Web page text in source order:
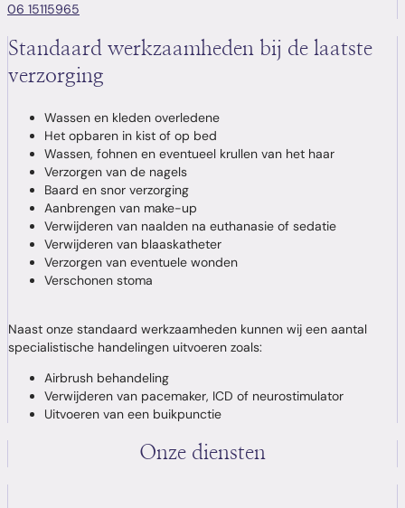
06 15115965
Standaard werkzaamheden bij de laatste
verzorging
Wassen en kleden overledene
Het opbaren in kist of op bed
Wassen, fohnen en eventueel krullen van het haar
Verzorgen van de nagels
Baard en snor verzorging
Aanbrengen van make-up
Verwijderen van naalden na euthanasie of sedatie
Verwijderen van blaaskatheter
Verzorgen van eventuele wonden
Verschonen stoma
Naast onze standaard werkzaamheden kunnen wij een aantal
specialistische handelingen uitvoeren zoals:
Airbrush behandeling
Verwijderen van pacemaker, ICD of neurostimulator
Uitvoeren van een buikpunctie
Onze diensten